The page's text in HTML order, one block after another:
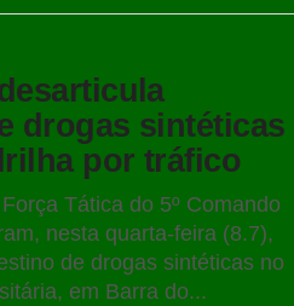
drogas sintéticas
por tráfico
Tática do 5º Comando
nesta quarta-feira (8.7),
de drogas sintéticas no
em Barra do...